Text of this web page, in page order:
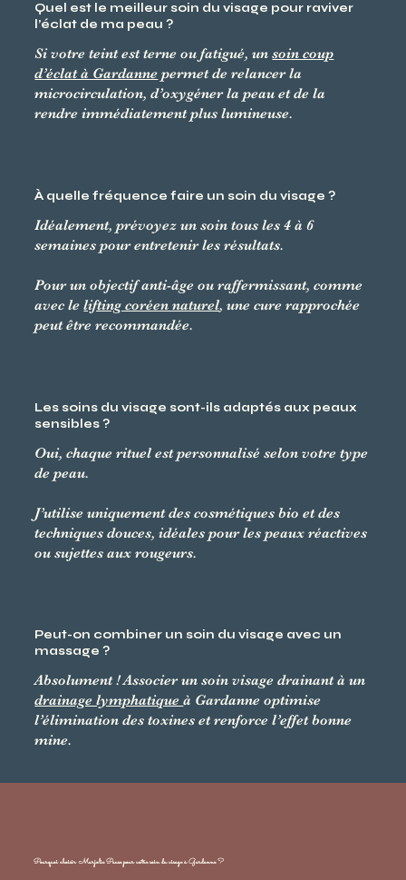
Quel est le meilleur soin du visage pour raviver
l’éclat de ma peau ?
Si votre teint est terne ou fatigué, unsoin coup
d’éclat à Gardanne permet de relancer la
microcirculation, d’oxygéner la peau et de la
rendre immédiatement plus lumineuse.
À quelle fréquence faire un soin du visage ?
Idéalement, prévoyez un soin tous les 4 à 6
semaines pour entretenir les résultats.
Pour un objectif anti-âge ou raffermissant, comme
avec lelifting coréen naturel, une cure rapprochée
peut être recommandée.
Les soins du visage sont-ils adaptés aux peaux
sensibles ?
Oui, chaque rituel est personnalisé selon votre type
de peau.
J’utilise uniquement des cosmétiques bio et des
techniques douces, idéales pour les peaux réactives
ou sujettes aux rougeurs.
Peut-on combiner un soin du visage avec un
massage ?
Absolument ! Associer un soin visage drainant à un
drainage lymphatiqueà Gardanne optimise
l’élimination des toxines et renforce l’effet bonne
mine.
Pourquoi choisir Marjolie Pause pour votre soin du visage à Gardanne ?